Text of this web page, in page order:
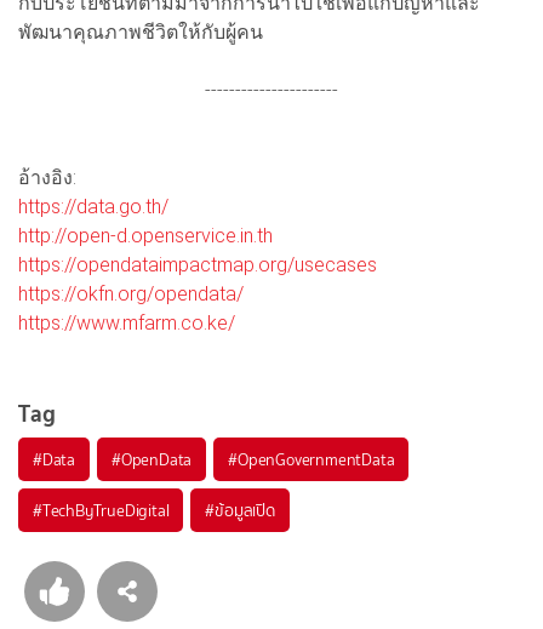
พัฒนาคุณภาพชีวิตให้กับผู้คน
----------------------
อ้างอิง:
https://data.go.th/
http://open-d.openservice.in.th
https://opendataimpactmap.org/usecases
https://okfn.org/opendata/
https://www.mfarm.co.ke/
Tag
#Data #OpenData #OpenGovernmentData
#TechByTrueDigital #ข้อมูลเปิด